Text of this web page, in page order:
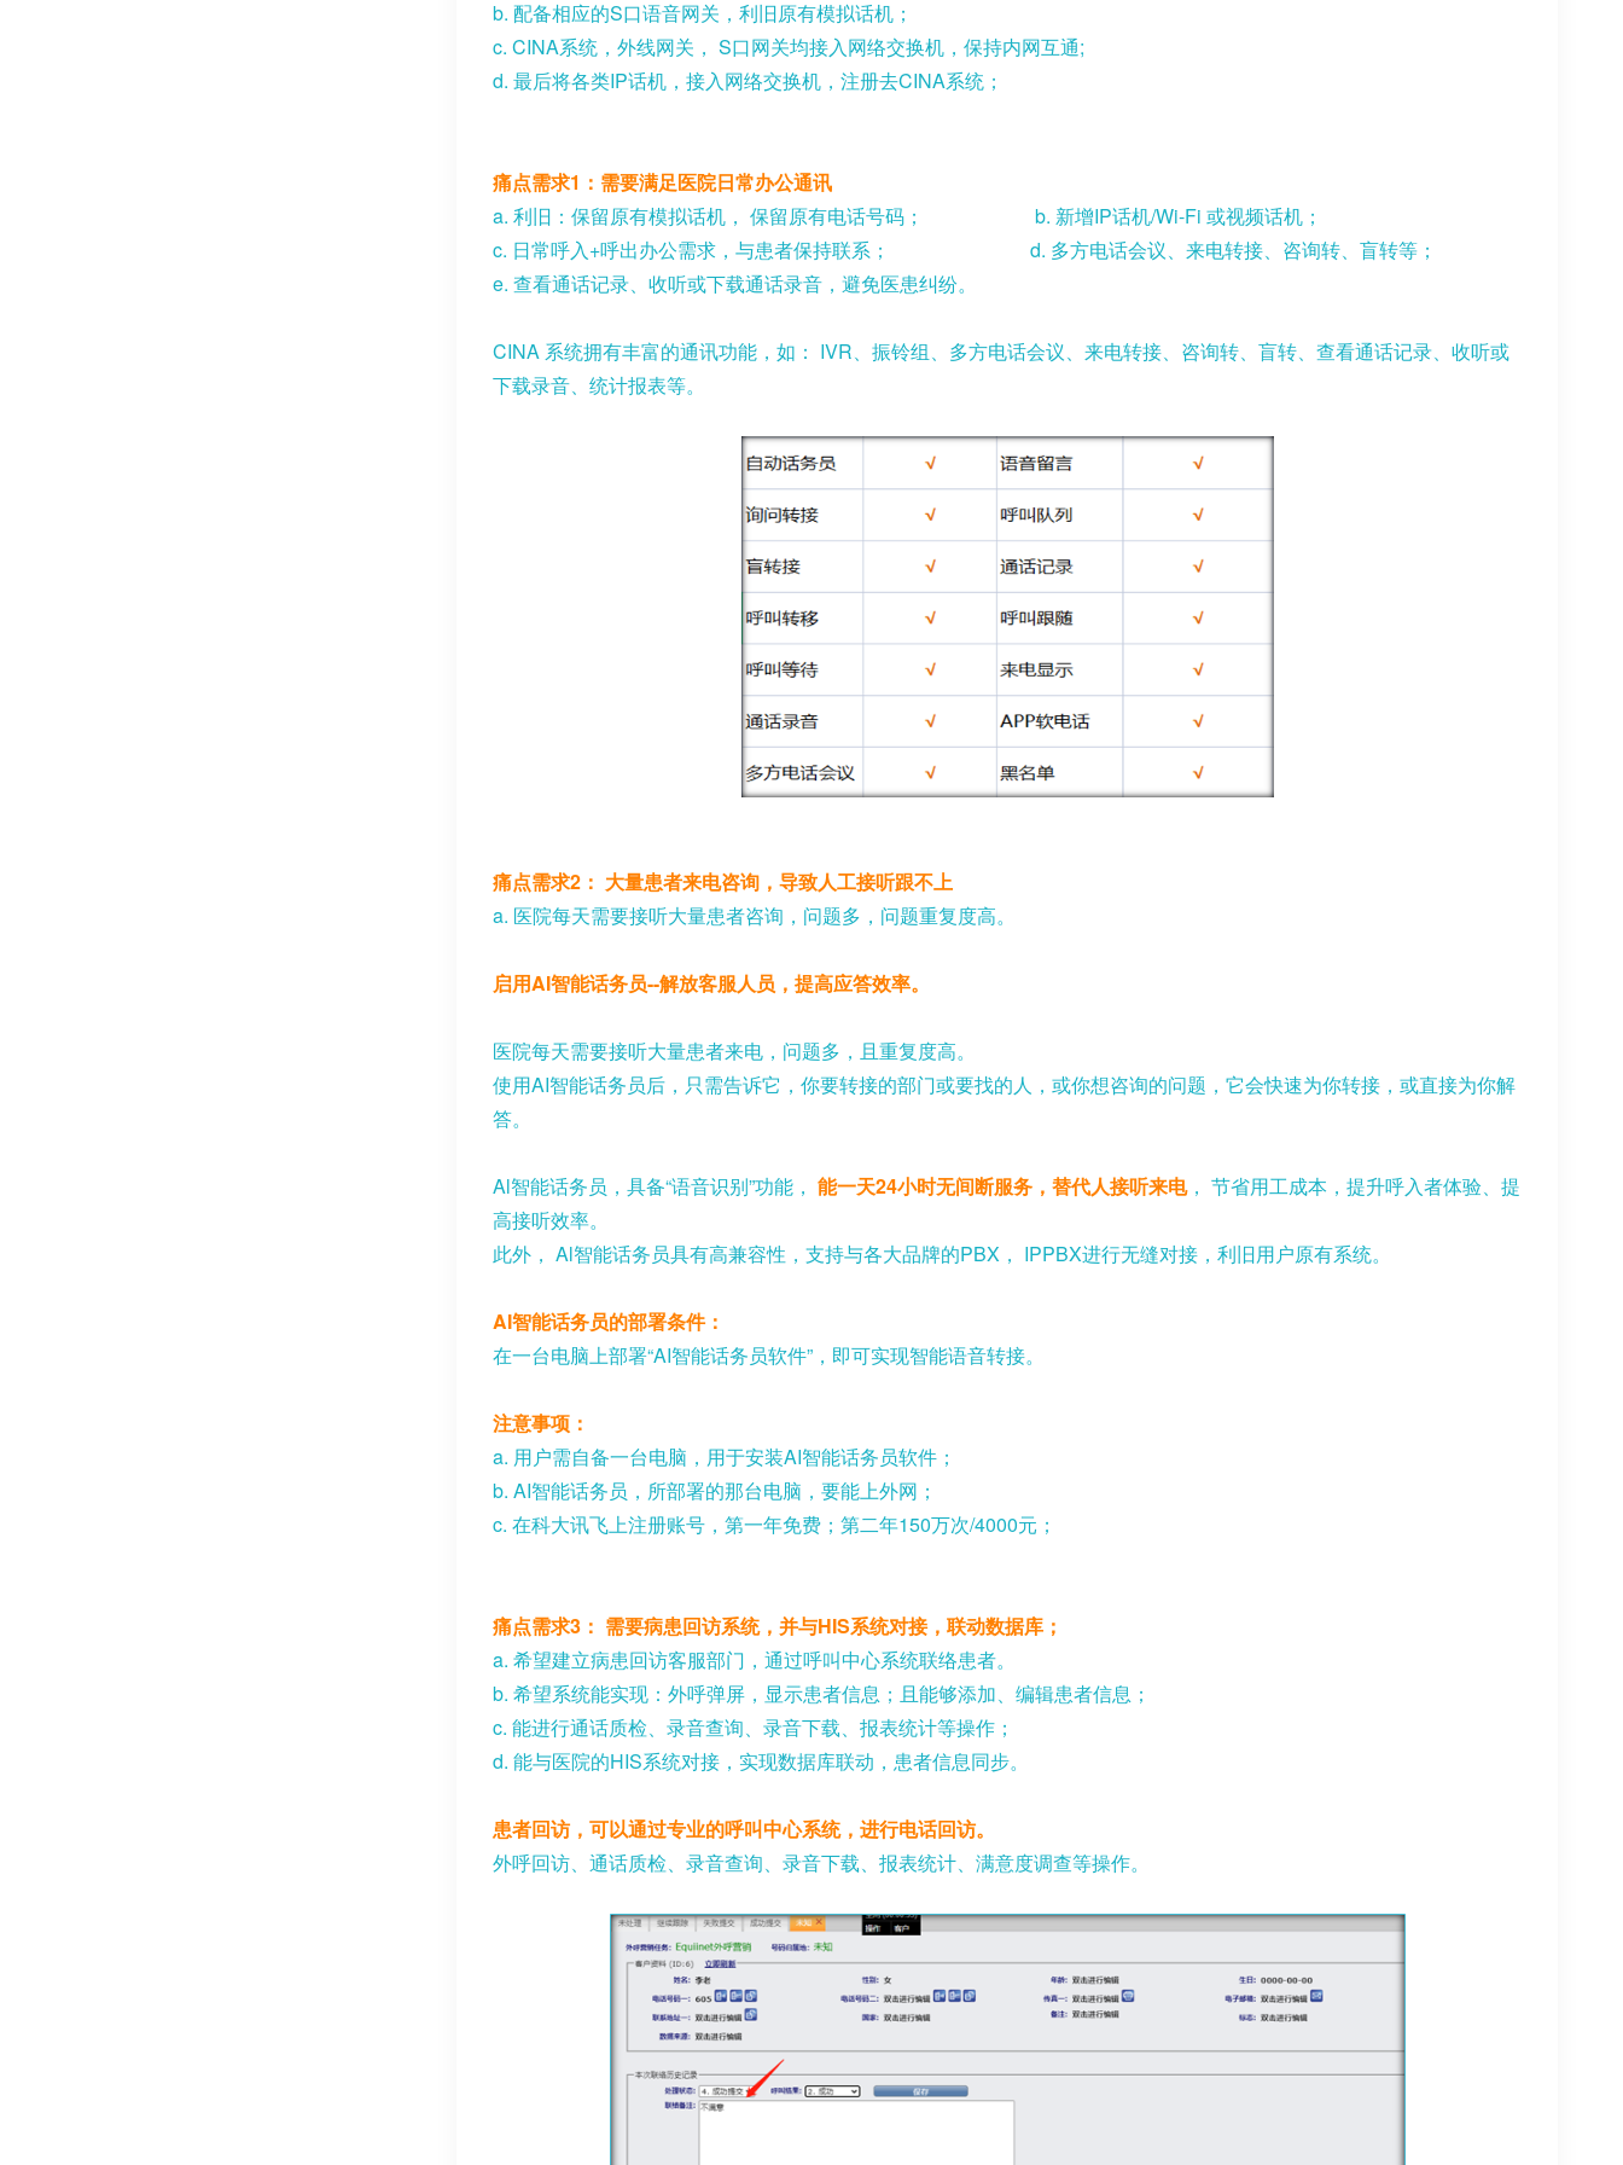
b.配备相应的S口语音网关，利旧原有模拟话机；
c. CINA系统，外线网关， S口网关均接入网络交换机，保持内网互通;
d.最后将各类IP话机，接入网络交换机，注册去CINA系统；
痛点需求1 ：需要满足医院日常办公通讯
a.利旧：保留原有模拟话机， 保留原有电话号码；b. 新增IP话机/Wi-Fi或视频话机；
c. 日常呼入+呼出办公需求，与患者保持联系；d. 多方电话会议、来电转接、咨询转、盲转等；
e.查看通话记录、收听或下载通话录音，避免医患纠纷。
CINA 系统拥有丰富的通讯功能，如： IVR、振铃组、多方电话会议、来电转接、咨询转、盲转、查看通话记录、收听或
下载录音、统计报表等。
痛点需求2 ： 大量患者来电咨询，导致人工接听跟不上
a. 医院每天需要接听大量患者咨询，问题多，问题重复度高。
启用AI智能话务员--解放客服人员，提高应答效率。
医院每天需要接听大量患者来电，问题多，且重复度高。
使用AI智能话务员后，只需告诉它，你要转接的部门或要找的人，或你想咨询的问题，它会快速为你转接，或直接为你解
答。
Al智能话务员，具备“语音识别”功能， 能一天24小时无间断服务，替代人接听来电， 节省用工成本，提升呼入者体验、提
高接听效率。
此外， Al智能话务员具有高兼容性，支持与各大品牌的PBX ， IPPBX进行无缝对接，利旧用户原有系统。
AI智能话务员的部署条件：
在一台电脑上部署“AI智能话务员软件”，即可实现智能语音转接。
注意事项：
a. 用户需自备一台电脑，用于安装AI智能话务员软件；
b. AI智能话务员，所部署的那台电脑，要能上外网；
c.在科大讯飞上注册账号，第一年免费；第二年150万次/4000元；
痛点需求3 ： 需要病患回访系统，并与HIS系统对接，联动数据库；
a.希望建立病患回访客服部门，通过呼叫中心系统联络患者。
b.希望系统能实现：外呼弹屏，显示患者信息；且能够添加、编辑患者信息；
c.能进行通话质检、录音查询、录音下载、报表统计等操作；
d.能与医院的HIS系统对接，实现数据库联动，患者信息同步。
患者回访，可以通过专业的呼叫中心系统，进行电话回访。
外呼回访、通话质检、录音查询、录音下载、报表统计、满意度调查等操作。